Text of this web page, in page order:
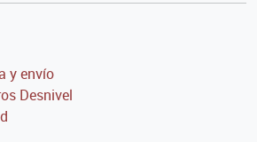
y envío
Desnivel